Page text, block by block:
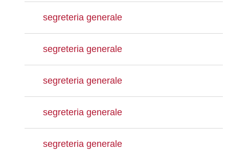
segreteria generale
segreteria generale
segreteria generale
segreteria generale
segreteria generale